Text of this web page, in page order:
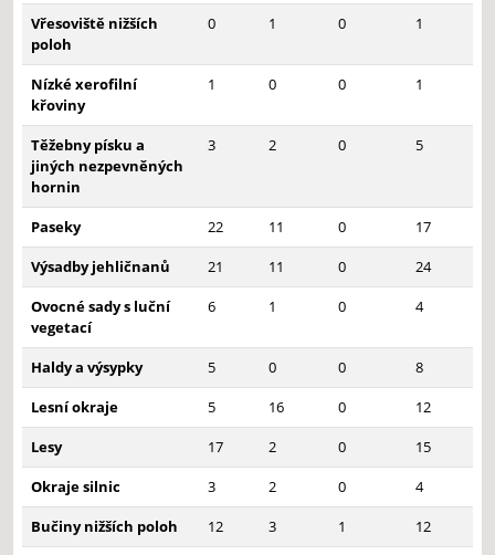
Vřesoviště nižších
poloh
0 1 0 1
Nízké xerofilní
křoviny
1 0 0 1
Těžebny písku a
jiných nezpevněných
hornin
3 2 0 5
Paseky 22 11 0
17
Výsadby jehličnanů
21 11 0
24
Ovocné sady s luční
vegetací
6 1 0 4
Haldy a výsypky 5 0 0
8
Lesní okraje
5 16 0
12
Lesy
17 2 0
15
Okraje silnic
3 2 0
4
Bučiny nižších poloh
12 3 1
12